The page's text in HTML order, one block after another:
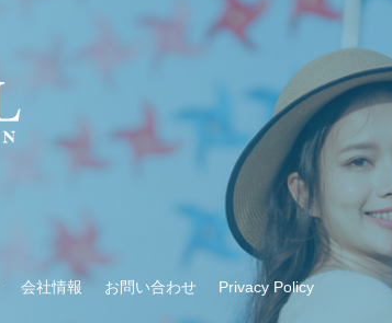
会社情報 お問い合わせ Privacy Policy